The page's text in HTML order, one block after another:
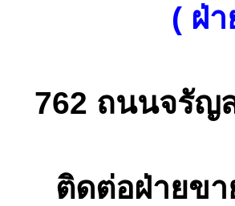
( ฝ่
762 ถนนจรัญ
ติดต่อฝ่ายขา